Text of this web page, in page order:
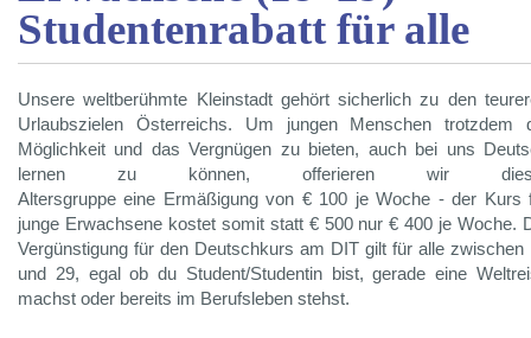
Studentenrabatt für alle
Unsere weltberühmte Kleinstadt gehört sicherlich zu den
Urlaubszielen Österreichs. Um jungen Menschen trotzdem
Möglichkeit und das Vergnügen zu bieten, auch bei uns
lernen zu können, offerieren wir
Altersgruppe eine Ermäßigung von € 100 je Woche - der Kurs
junge Erwachsene kostet somit statt € 500 nur € 400 je Woche.
Vergünstigung für den Deutschkurs am DIT gilt für alle zwischen
und 29, egal ob du Student/Studentin bist, gerade eine
machst oder bereits im Berufsleben stehst.